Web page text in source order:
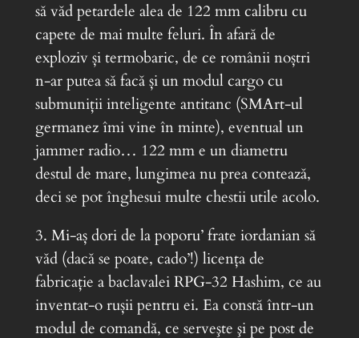
să văd petardele alea de 122 mm calibru cu
capete de mai multe feluri. În afară de
exploziv și termobaric, de ce românii noștri
n-ar putea să facă și un modul cargo cu
submuniții inteligente antitanc (SMArt-ul
germanez îmi vine în minte), eventual un
jammer radio… 122 mm e un diametru
destul de mare, lungimea nu prea contează,
deci se pot înghesui multe chestii utile acolo.
3. Mi-aș dori de la poporu’ frate iordanian să
văd (dacă se poate, cado’!) licența de
fabricație a baclavalei RPG-32 Hashim, ce au
inventat-o rușii pentru ei. Ea constă într-un
modul de comandă, ce serveşte şi pe post de